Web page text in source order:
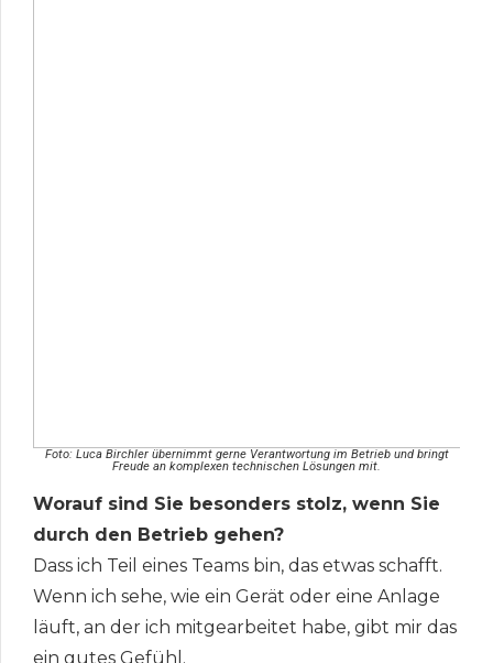
Foto: Luca Birchler übernimmt gerne Verantwortung im Betrieb und bringt
Freude an komplexen technischen Lösungen mit.
Worauf sind Sie besonders stolz, wenn Sie
durch den Betrieb gehen?
Dass ich Teil eines Teams bin, das etwas schafft.
Wenn ich sehe, wie ein Gerät oder eine Anlage
läuft, an der ich mitgearbeitet habe, gibt mir das
ein gutes Gefühl.